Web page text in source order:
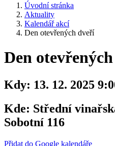
Úvodní stránka
Aktuality
Kalendář akcí
Den otevřených dveří
Den
Kdy: 13. 12. 2025
Kde: Střední
Sobotní 116
Přidat do Google kalendáře